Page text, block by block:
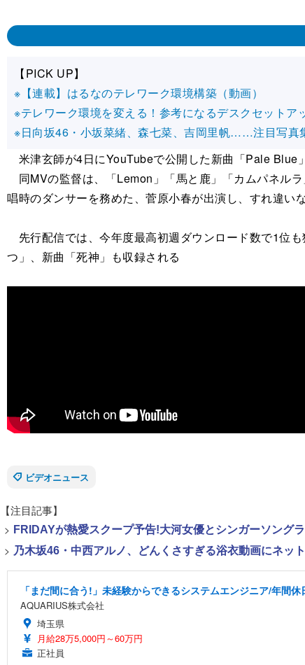
【PICK UP】
※【連載】はるなのテレワーク環境構築（動画）
※テレワーク環境を変える！参考になるデスクセットア
※日向坂46・小坂菜緒、森七菜、吉岡里帆……注目写真
米津玄師が4日にYouTubeで公開した新曲「Pale Blue
同MVの監督は、「Lemon」「馬と鹿」「カムパネル
唱時のダンサーを務めた、菅原小春が出演し、すれ違い
先行配信では、今年度最高初週ダウンロード数で1位
つ」、新曲「死神」も収録される
ビデオニュース
【注目記事】
> FRIDAYが熱愛スクープ予告!大河女優とシンガーソング
> 乃木坂46・中西アルノ、どんくさすぎる浴衣動画にネッ
「まだ間に合う!」未経験からできるシステムエンジニア/年間休
AQUARIUS株式会社
埼玉県
月給28万5,000円～60万円
正社員